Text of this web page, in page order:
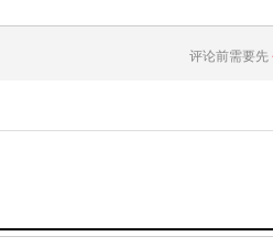
评论前需要先